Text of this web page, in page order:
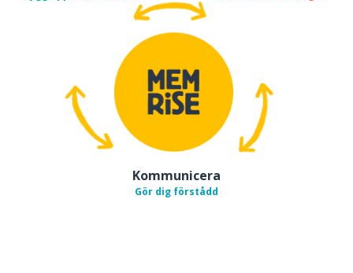
Kommunicera
Gör dig förstådd